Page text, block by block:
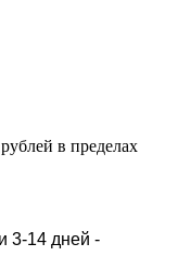
в пределах
3-14 дней -